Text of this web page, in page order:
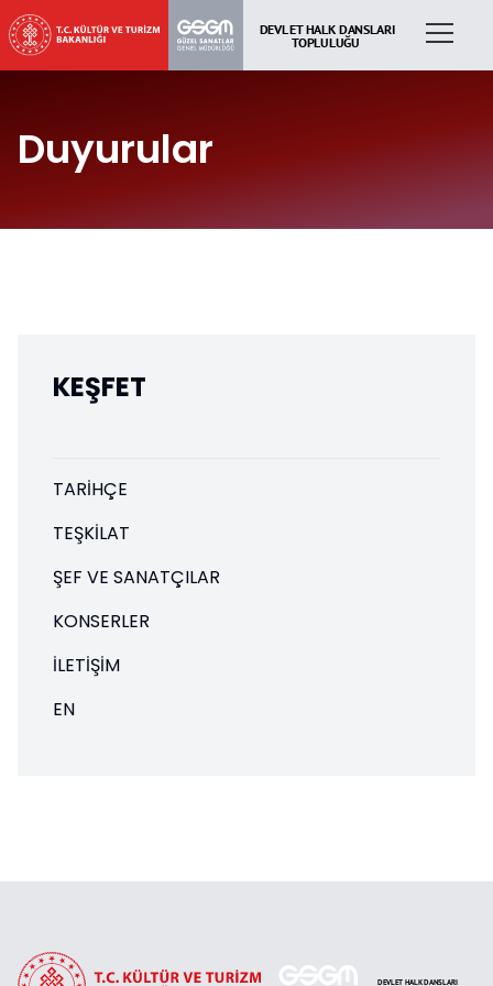
Duyurular
KEŞFET
TARIHÇE
TEŞKILAT
ŞEF VE SANATÇILAR
KONSERLER
İLETIŞIM
EN